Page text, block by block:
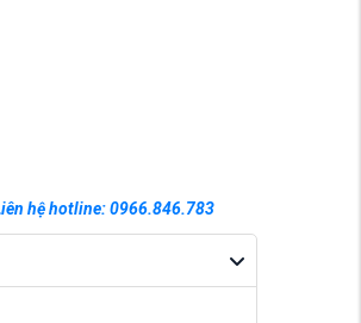
hệ hotline: 0966.846.783